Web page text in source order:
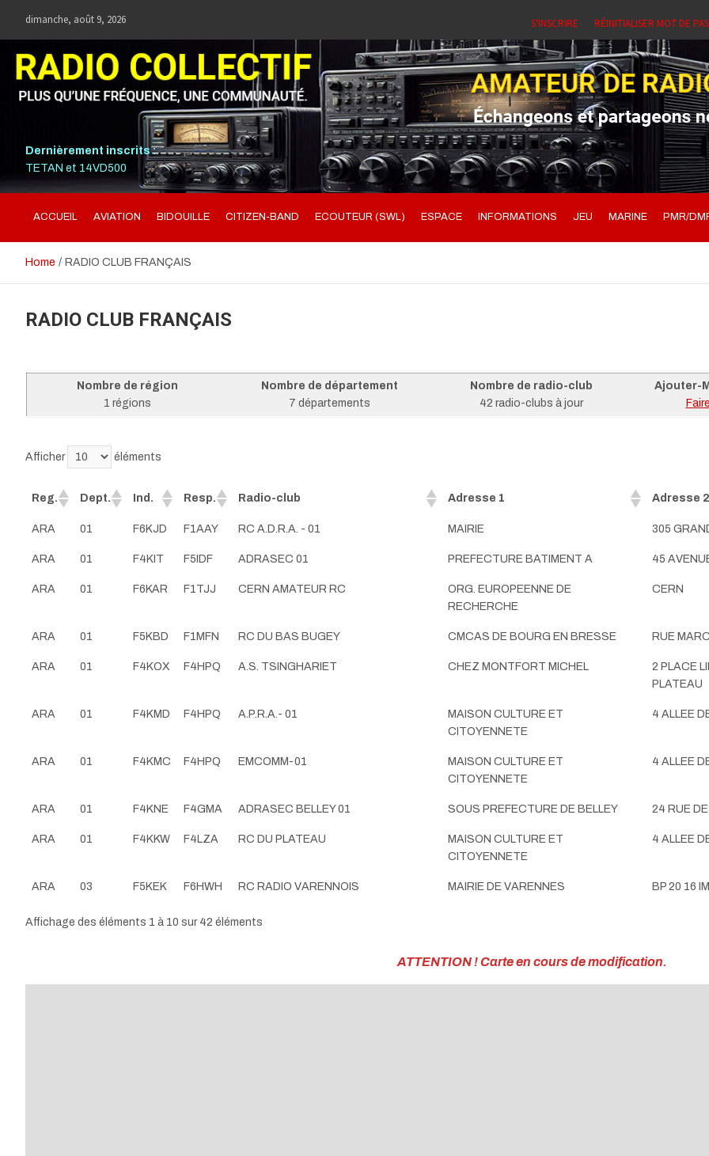
content
dimanche, août 9, 2026 S'INSCRIRE RÉINITIALISER MOT DE
RADIO COLLECTIF
PLUS QU'UNE FRÉQUENCE, UNE COMMUNAUTÉ.
Dernièrement inscrits :
TETAN et 14VD500
ACCUEIL AVIATION BIDOUILLE CITIZEN-BAND ECOUTEUR (SWL) ESPACE INFORMATIONS JEU MARINE PMR/
Home RADIO CLUB FRANÇAIS
RADIO CLUB FRANÇAIS
Nombre de région
1 régions
Nombre de département
7 départements
Nombre de radio-club
42 radio-clubs à jour
Ajouter-
Afficher éléments
Reg. Dept. Ind. Resp. Radio-club Adresse 1 Adresse 2
ARA 01 F6KJD F1AAY RC A.D.R.A. - 01 MAIRIE 305
ARA 01 F4KIT F5IDF ADRASEC 01 PREFECTURE BATIMENT A 45
ARA 01 F6KAR F1TJJ CERN AMATEUR RC
ORG. EUROPEENNE DE
RECHERCHE
CERN
ARA 01 F5KBD F1MFN RC DU BAS BUGEY CMCAS DE BOURG EN BRESSE RUE
ARA 01 F4KOX F4HPQ A.S. TSINGHARIET CHEZ MONTFORT MICHEL
2 PLACE
PLATEAU
ARA 01 F4KMD F4HPQ A.P.R.A.- 01
MAISON CULTURE ET
CITOYENNETE
4 ALLEE
ARA 01 F4KMC F4HPQ EMCOMM-01
MAISON CULTURE ET
CITOYENNETE
4 ALLEE
ARA 01 F4KNE F4GMA ADRASEC BELLEY 01 SOUS PREFECTURE DE BELLEY 24 RUE
ARA 01 F4KKW F4LZA RC DU PLATEAU
MAISON CULTURE ET
CITOYENNETE
4 ALLEE
ARA 03 F5KEK F6HWH RC RADIO VARENNOIS MAIRIE DE VARENNES BP 20 16
Affichage des éléments 1 à 10 sur 42 éléments
ATTENTION ! Carte en cours de modification.